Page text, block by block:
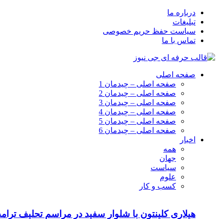
درباره ما
تبلیغات
سیاست حفظ حریم خصوصی
تماس با ما
صفحه اصلی
صفحه اصلی – چیدمان 1
صفحه اصلی – چیدمان 2
صفحه اصلی – چیدمان 3
صفحه اصلی – چیدمان 4
صفحه اصلی – چیدمان 5
صفحه اصلی – چیدمان 6
اخبار
همه
جهان
سیاست
علوم
کسب و کار
هیلاری کلینتون با شلوار سفید در مراسم تحلیف